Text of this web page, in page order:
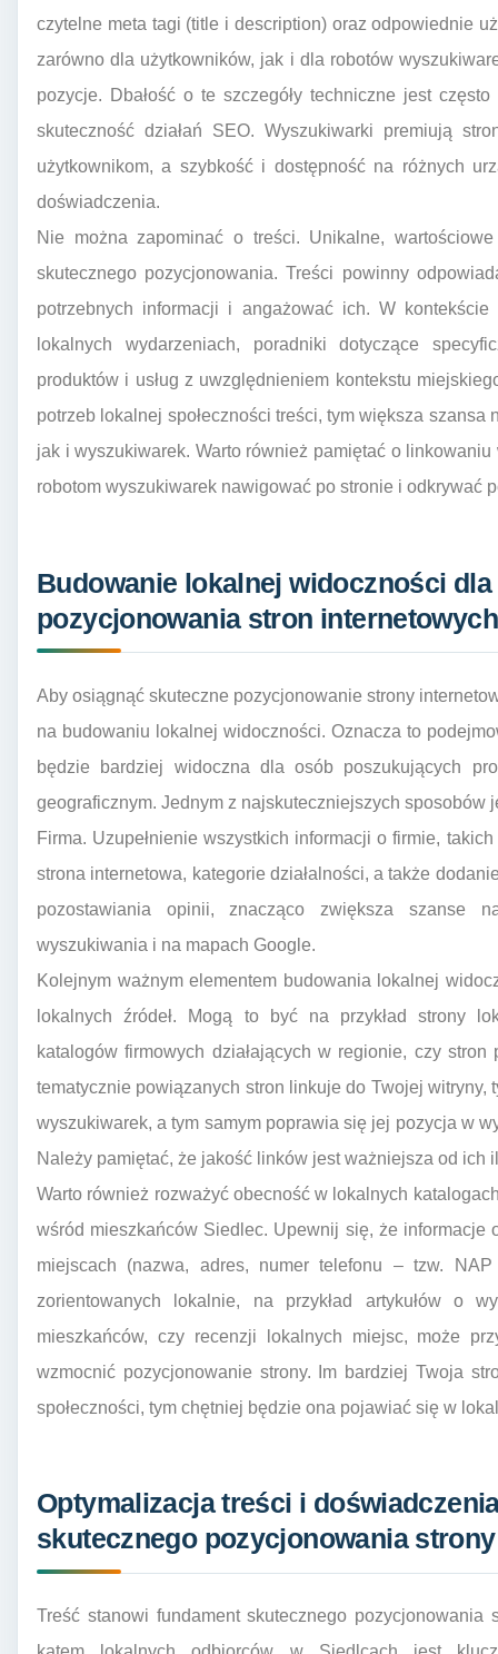
czytelne meta tagi (title i description) oraz odpowiednie
zarówno dla użytkowników, jak i dla robotów
pozycje. Dbałość o te szczegóły techniczne jest
skuteczność działań SEO. Wyszukiwarki premiują
użytkownikom, a szybkość i dostępność na różnych
doświadczenia.
Nie można zapominać o treści. Unikalne,
skutecznego pozycjonowania. Treści powinny
potrzebnych informacji i angażować ich. W
lokalnych wydarzeniach, poradniki dotyczące
produktów i usług z uwzględnieniem kontekstu
potrzeb lokalnej społeczności treści, tym większa
jak i wyszukiwarek. Warto również pamiętać o
robotom wyszukiwarek nawigować po stronie i odkrywać
Budowanie lokalnej widoczności
pozycjonowania stron
Aby osiągnąć skuteczne pozycjonowanie strony
na budowaniu lokalnej widoczności. Oznacza to
będzie bardziej widoczna dla osób poszukujących
geograficznym. Jednym z najskuteczniejszych sposobów
Firma. Uzupełnienie wszystkich informacji o firmie,
strona internetowa, kategorie działalności, a także
pozostawiania opinii, znacząco zwiększa szanse
wyszukiwania i na mapach Google.
Kolejnym ważnym elementem budowania lokalnej
lokalnych źródeł. Mogą to być na przykład strony
katalogów firmowych działających w regionie, czy
tematycznie powiązanych stron linkuje do Twojej witryny,
wyszukiwarek, a tym samym poprawia się jej pozycja w
Należy pamiętać, że jakość linków jest ważniejsza od ich
Warto również rozważyć obecność w lokalnych
wśród mieszkańców Siedlec. Upewnij się, że informacje
miejscach (nazwa, adres, numer telefonu – tzw.
zorientowanych lokalnie, na przykład artykułów o
mieszkańców, czy recenzji lokalnych miejsc, może
wzmocnić pozycjonowanie strony. Im bardziej Twoja
społeczności, tym chętniej będzie ona pojawiać się w
Optymalizacja treści i
skutecznego pozycjonowania
Treść stanowi fundament skutecznego